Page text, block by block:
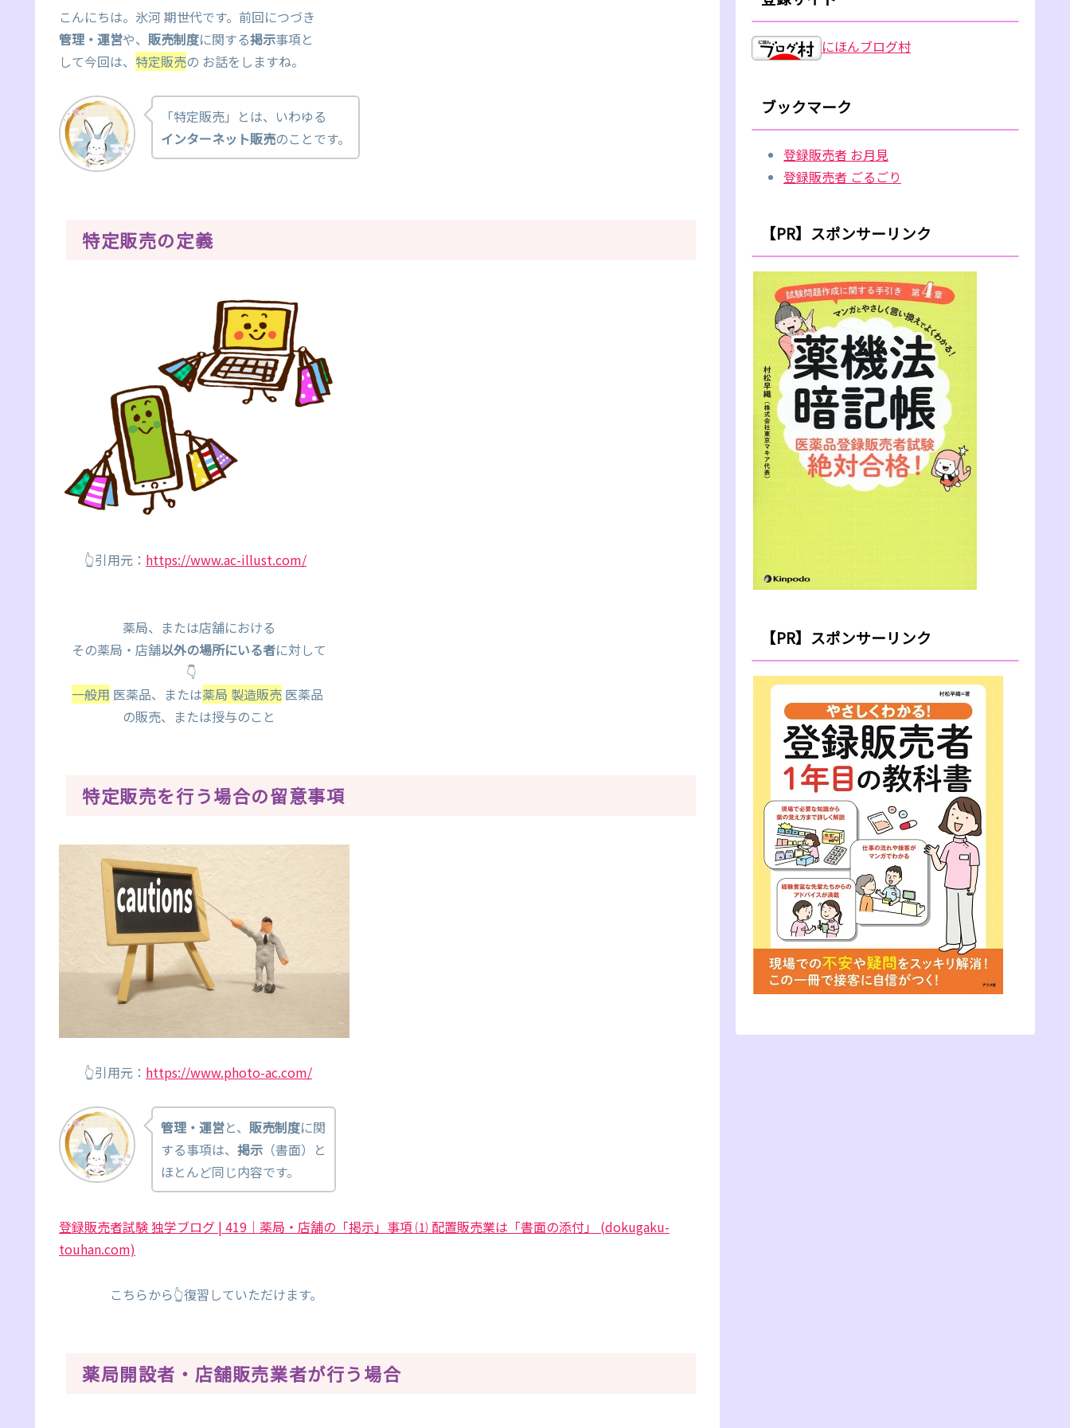
こんにちは。氷河 期世代です。前回につづき
管理・運営や、 販売制度に関する掲示事項と
して今回は、 特定販売の お話をしますね。
「特定販売」とは、いわゆる
インターネット販売のことです。
特定販売の定義
👆引用元： https://www.ac-illust.com/
薬局、または店舗における
その薬局・店舗以外の場所にいる者に対して
👇
一般用 医薬品、または薬局 製造販売 医薬品
の販売、または授与のこと
特定販売を行う場合の留意事項
👆引用元： https://www.photo-ac.com/
管理・運営と、 販売制度に関
する事項は、 掲示 （書面）と
ほとんど同じ内容です。
登録販売者試験 独学ブログ | 419｜薬局・店舗の「掲示」事項 ⑴ 配置販売業は「書面の添付」 (dokugaku-
touhan.com)
こちらから👆復習していただけます。
薬局開設者・店舗販売業者が行う場合
にほんブログ村
ブックマーク
登録販売者 お月見
登録販売者 ごるごり
【PR】スポンサーリンク
【PR】スポンサーリンク